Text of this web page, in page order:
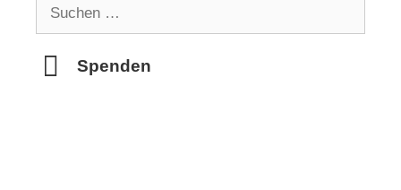
Spenden